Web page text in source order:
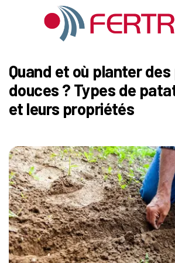
Quand et où planter
douces ? Types de
et leurs propriétés